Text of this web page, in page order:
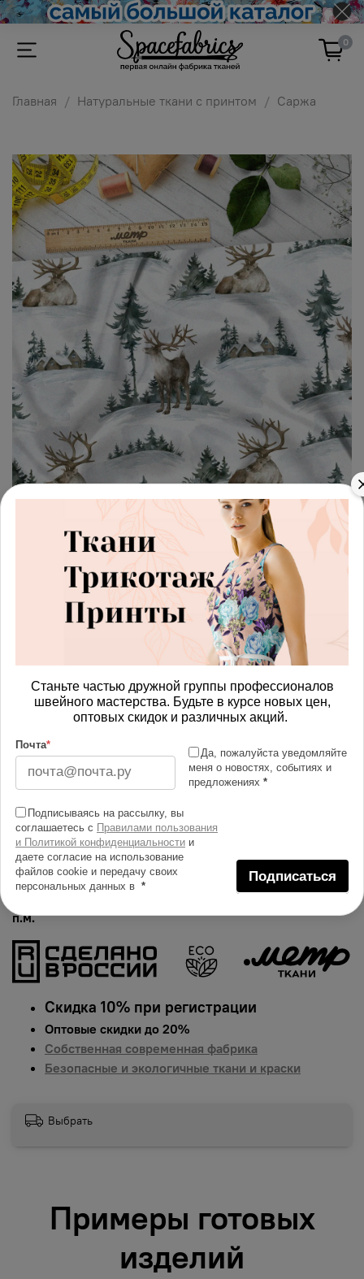
0
Главная Натуральные ткани с принтом Саржа
арт.4287595_sarga
Ткань саржа лось на зимнем
пейзаже
Получить доступ к оптовым ценам
В корзину
Купить в 1 клик
Описание тканей
Яркий и сочный принт на сарже. Гарантированная
долговечность цвета, идеально подходит для одежды,
домашнего текстиля и аксессуаров.
Цена указана за 1
п.м.
Скидка 10% при регистрации
Оптовые скидки до 20%
Собственная современная фабрика
Безопасные и экологичные ткани и краски
Выбрать
Примеры готовых
изделий
Станьте частью дружной группы профессионалов
швейного мастерства. Будьте в курсе новых цен,
оптовых скидок и различных акций.
Почта*
Да, пожалуйста уведомляйте
меня о новостях, событиях и
предложениях *
Подписываясь на рассылку, вы
соглашаетесь с Правилами пользования
и Политикой конфиденциальности и
даете согласие на использование
файлов cookie и передачу своих
персональных данных в *
Подписаться